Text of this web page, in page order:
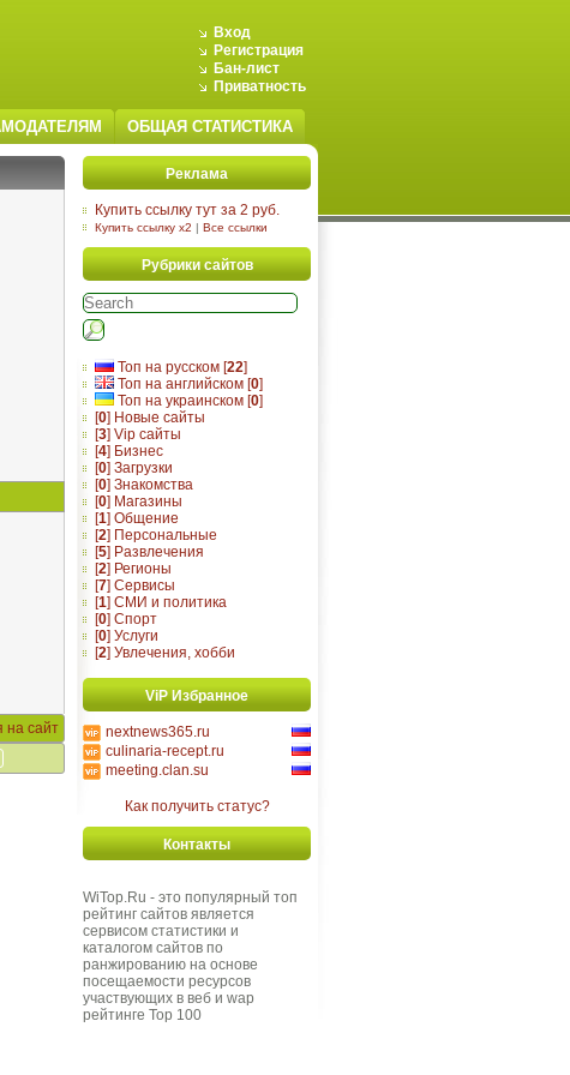
Вход
Регистрация
Бан-лист
Приватность
ОБЩАЯ СТАТИСТИКА
на сайт
Реклама
Купить ссылку тут за 2 руб.
Купить ссылку x2 | Все ссылки
Рубрики сайтов
Топ на русском [22]
Топ на английском [0]
Топ на украинском [0]
[0] Новые сайты
[3] Vip сайты
[4] Бизнес
[0] Загрузки
[0] Знакомства
[0] Магазины
[1] Общение
[2] Персональные
[5] Развлечения
[2] Регионы
[7] Сервисы
[1] СМИ и политика
[0] Спорт
[0] Услуги
[2] Увлечения, хобби
ViP Избранное
nextnews365.ru
culinaria-recept.ru
meeting.clan.su
Как получить статус?
Контакты
WiTop.Ru - это популярный топ
рейтинг сайтов является
сервисом статистики и
каталогом сайтов по
ранжированию на основе
посещаемости ресурсов
участвующих в веб и wap
рейтинге Top 100